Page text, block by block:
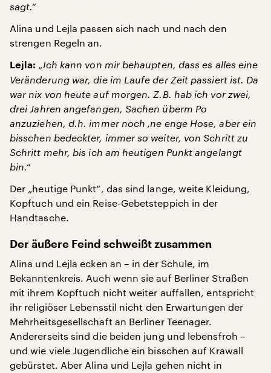
sagt.“
Alina und Lejla passen sich nach und nach den
strengen Regeln an.
Lejla: „Ich kann von mir behaupten, dass es alles eine
Veränderung war, die im Laufe der Zeit passiert ist. Da
war nix von heute auf morgen. Z.B. hab ich vor zwei,
drei Jahren angefangen, Sachen überm Po
anzuziehen, d.h. immer noch ‚ne enge Hose, aber ein
bisschen bedeckter, immer so weiter, von Schritt zu
Schritt mehr, bis ich am heutigen Punkt angelangt
bin.“
Der „heutige Punkt“, das sind lange, weite Kleidung,
Kopftuch und ein Reise-Gebetsteppich in der
Handtasche.
Der äußere Feind schweißt zusammen
Alina und Lejla ecken an – in der Schule, im
Bekanntenkreis. Auch wenn sie auf Berliner Straßen
mit ihrem Kopftuch nicht weiter auffallen, entspricht
ihr religiöser Lebensstil nicht den Erwartungen der
Mehrheitsgesellschaft an Berliner Teenager.
Andererseits sind die beiden jung und lebensfroh –
und wie viele Jugendliche ein bisschen auf Krawall
gebürstet. Aber Alina und Lejla gehen nicht in